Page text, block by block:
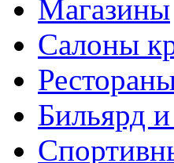
Магазины
Салоны
Бильярд